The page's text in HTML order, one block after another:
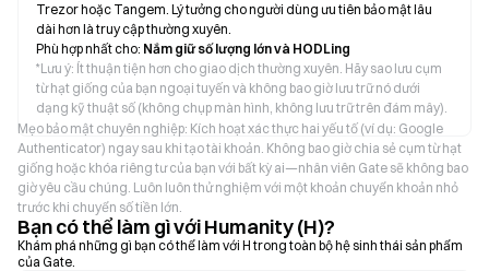
Trezor hoặc Tangem. Lý tưởng cho người dùng ưu tiên bảo mật lâu
dài hơn là truy cập thường xuyên.
Phù hợp nhất cho: Nắm giữ số lượng lớn và HODLing
*Lưu ý: Ít thuận tiện hơn cho giao dịch thường xuyên. Hãy sao lưu cụm
từ hạt giống của bạn ngoại tuyến và không bao giờ lưu trữ nó dưới
dạng kỹ thuật số (không chụp màn hình, không lưu trữ trên đám mây).
Mẹo bảo mật chuyên nghiệp: Kích hoạt xác thực hai yếu tố (ví dụ: Google
Authenticator) ngay sau khi tạo tài khoản. Không bao giờ chia sẻ cụm từ hạt
giống hoặc khóa riêng tư của bạn với bất kỳ ai—nhân viên Gate sẽ không bao
giờ yêu cầu chúng. Luôn luôn thử nghiệm với một khoản chuyển khoản nhỏ
trước khi chuyển số tiền lớn.
Bạn có thể làm gì với Humanity (H)?
Khám phá những gì bạn có thể làm với H trong toàn bộ hệ sinh thái sản phẩm
của Gate.